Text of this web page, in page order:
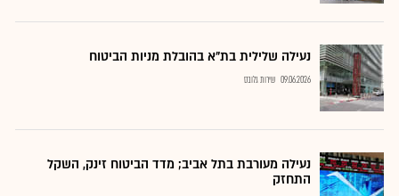
נעילה שלילית בת"א בהובלת מניות הביטוח
09.06.2026 שירות גלובס
נעילה מעורבת בתל אביב; מדד הביטוח זינק, השקל
התחזק